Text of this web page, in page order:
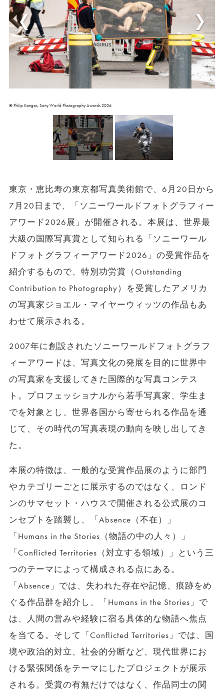
© Philip Kangas, Sony World Photography Awards 2026
東京・恵比寿の東京都写真美術館で、6月20日から
7月20日まで、「ソニーワールドフォトグラフィー
アワード2026展」が開催される。本展は、世界最
大級の国際写真賞として知られる「ソニーワール
ドフォトグラフィーアワード2026」の受賞作品を
紹介するもので、特別功労賞（Outstanding
Contribution to Photography）を受賞したアメリカ
の写真家ジョエル・マイヤーウィッツの作品もあ
わせて展示される。
2007年に創設されたソニーワールドフォトグラフ
ィーアワードは、写真文化の発展を目的に世界中
の写真家を支援してきた国際的な写真コンテス
ト。プロフェッショナルから若手写真家、学生ま
でを対象とし、世界各国から寄せられる作品を通
じて、その時代の写真表現の動向を映し出してき
た。
本展の特徴は、一般的な受賞作品展のように部門
やカテゴリーごとに展示するのではなく、ロンド
ンのサマセット・ハウスで開催される公式展のコ
ンセプトを踏襲し、「Absence（不在）」
「Humans in the Stories（物語の中の人々）」
「Conflicted Territories（対立する領域）」という三
つのテーマによって構成される点にある。
「Absence」では、失われた存在や記憶、痕跡をめ
ぐる作品群を紹介し、「Humans in the Stories」で
は、人間の営みや経験に宿る具体的な物語へ焦点
を当てる。そして「Conflicted Territories」では、国
境や政治的対立、社会的分断など、現代世界にお
ける緊張関係をテーマにしたプロジェクトが展示
される。受賞の有無だけではなく、作品同士の関